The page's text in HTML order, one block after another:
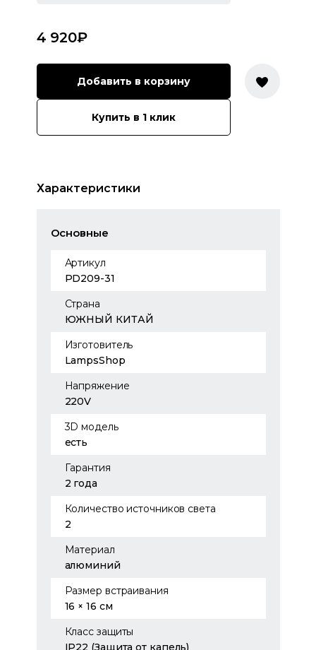
4 920₽
Добавить в корзину
Купить в 1 клик
Характеристики
Основные
Артикул
PD209-31
Страна
ЮЖНЫЙ КИТАЙ
Изготовитель
LampsShop
Напряжение
220V
3D модель
есть
Гарантия
2 года
Количество источников света
2
Материал
алюминий
Размер встраивания
16 × 16 см
Класс защиты
IP22 (Защита от капель)